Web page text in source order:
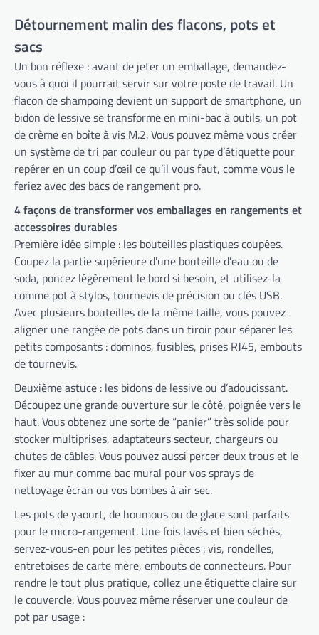
Détournement malin des flacons, pots et
sacs
Un bon réflexe : avant de jeter un emballage, demandez-
vous à quoi il pourrait servir sur votre poste de travail. Un
flacon de shampoing devient un support de smartphone, un
bidon de lessive se transforme en mini-bac à outils, un pot
de crème en boîte à vis M.2. Vous pouvez même vous créer
un système de tri par couleur ou par type d’étiquette pour
repérer en un coup d’œil ce qu’il vous faut, comme vous le
feriez avec des bacs de rangement pro.
4 façons de transformer vos emballages en rangements et
accessoires durables
Première idée simple : les bouteilles plastiques coupées.
Coupez la partie supérieure d’une bouteille d’eau ou de
soda, poncez légèrement le bord si besoin, et utilisez-la
comme pot à stylos, tournevis de précision ou clés USB.
Avec plusieurs bouteilles de la même taille, vous pouvez
aligner une rangée de pots dans un tiroir pour séparer les
petits composants : dominos, fusibles, prises RJ45, embouts
de tournevis.
Deuxième astuce : les bidons de lessive ou d’adoucissant.
Découpez une grande ouverture sur le côté, poignée vers le
haut. Vous obtenez une sorte de “panier” très solide pour
stocker multiprises, adaptateurs secteur, chargeurs ou
chutes de câbles. Vous pouvez aussi percer deux trous et le
fixer au mur comme bac mural pour vos sprays de
nettoyage écran ou vos bombes à air sec.
Les pots de yaourt, de houmous ou de glace sont parfaits
pour le micro-rangement. Une fois lavés et bien séchés,
servez-vous-en pour les petites pièces : vis, rondelles,
entretoises de carte mère, embouts de connecteurs. Pour
rendre le tout plus pratique, collez une étiquette claire sur
le couvercle. Vous pouvez même réserver une couleur de
pot par usage :